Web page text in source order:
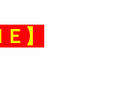
】